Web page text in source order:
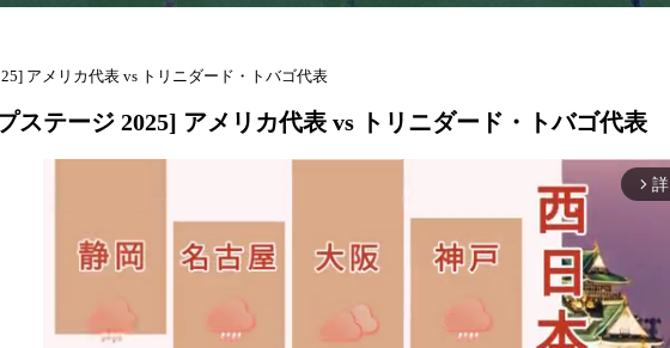
アメリカ代表 vs トリニダード・トバゴ代表
ステージ 2025] アメリカ代表 vs トリニダード・トバゴ代表
arrow_forward_ios